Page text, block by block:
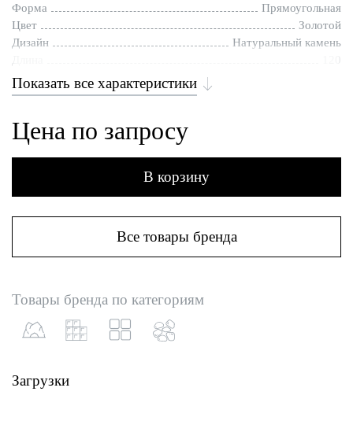
Форма
Прямоугольная
Цвет
Золотой
Дизайн
Натуральный камень
Показать все характеристики
Цена по запросу
В корзину
Все товары бренда
Товары бренда по категориям
Загрузки